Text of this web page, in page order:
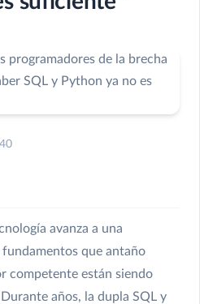
avanza a una
que antaño
competente están siendo
años, la dupla SQL y